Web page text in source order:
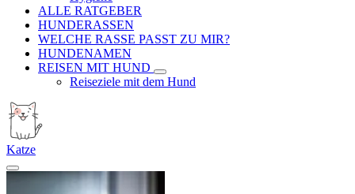
ALLE RATGEBER
HUNDERASSEN
WELCHE RASSE PASST ZU MIR?
HUNDENAMEN
REISEN MIT HUND
Reiseziele mit dem Hund
Katze